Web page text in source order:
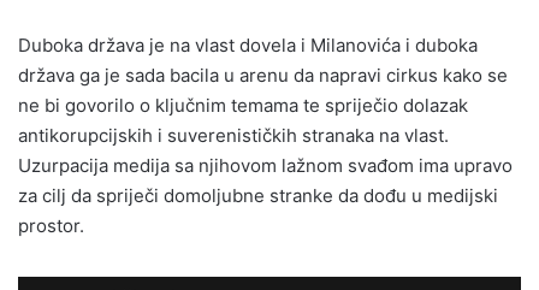
Duboka država je na vlast dovela i Milanovića i duboka
država ga je sada bacila u arenu da napravi cirkus kako se
ne bi govorilo o ključnim temama te spriječio dolazak
antikorupcijskih i suverenističkih stranaka na vlast.
Uzurpacija medija sa njihovom lažnom svađom ima upravo
za cilj da spriječi domoljubne stranke da dođu u medijski
prostor.